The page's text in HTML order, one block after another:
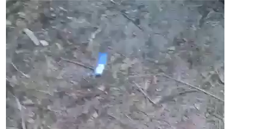
Lecteur
vidéo